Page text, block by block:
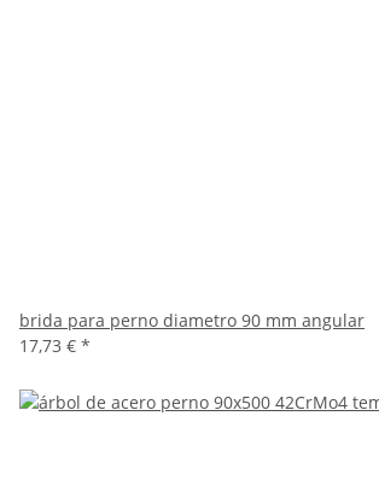
brida para perno diametro 90 mm angular
17,73 € *